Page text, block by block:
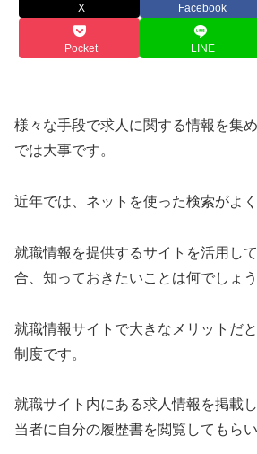
X Facebook
Pocket LINE
様々な手段で求人に関する情報を集
では大事です。
近年では、ネットを使った検索がよ
就職情報を提供するサイトを活用し
合、知っておきたいことは何でしょう
就職情報サイトで大きなメリットだ
制度です。
就職サイト内にある求人情報を掲載
当者に自分の履歴書を閲覧してもらい